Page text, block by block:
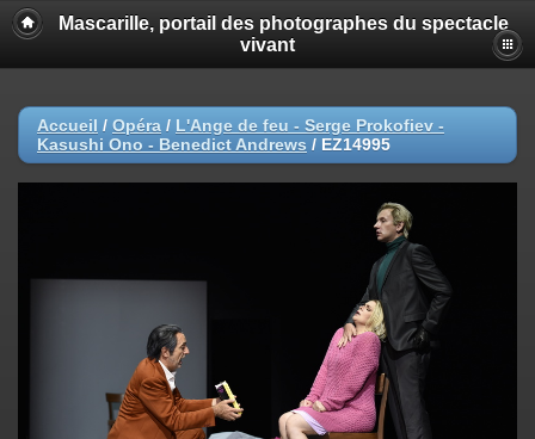
Mascarille, portail des photographes du spectacle
vivant
Accueil / Opéra / L'Ange de feu - Serge Prokofiev -
Kasushi Ono - Benedict Andrews / EZ14995